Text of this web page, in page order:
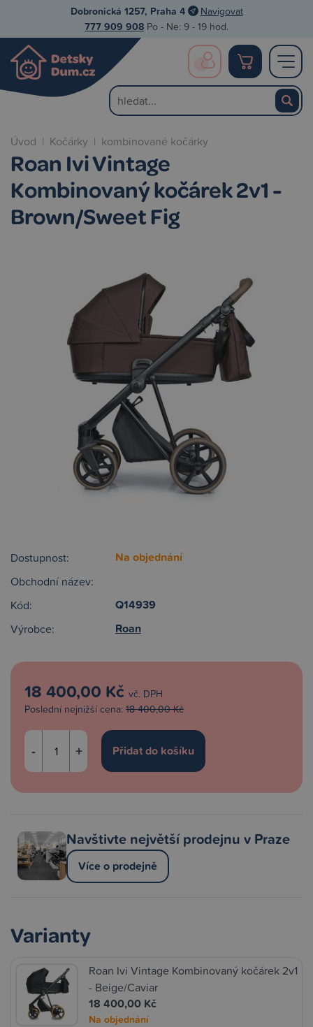
Dobronická 1257, Praha 4 Navigovat
777 909 908 Po - Ne: 9 - 19 hod.
Úvod | Kočárky | kombinované kočárky
Roan Ivi Vintage
Kombinovaný kočárek 2v1 -
Brown/Sweet Fig
Dostupnost: Na objednání
Obchodní název:
Kód:
Q14939
Výrobce: Roan
18 400,00 Kč vč. DPH
Poslední nejnižší cena: 18 400,00 Kč
- +
Navštivte největší prodejnu v Praze
Více o prodejně
Varianty
Roan Ivi Vintage Kombinovaný kočárek 2v1
- Beige/Caviar
18 400,00 Kč
Na objednání